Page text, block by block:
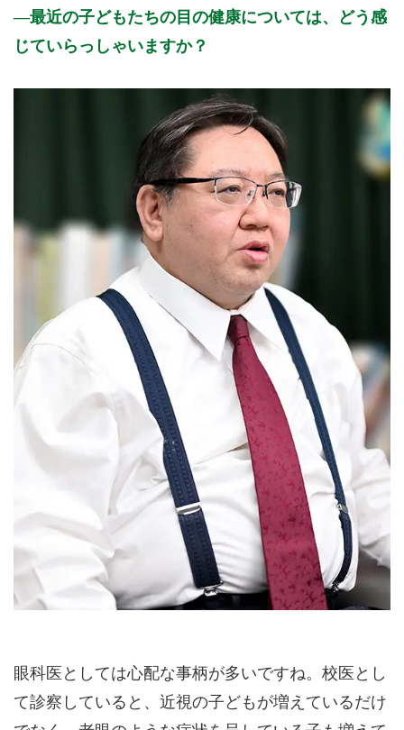
●：木曜日は一部往診となります。
休診日：日曜・祝日・お盆・年末年始
※診療時間や臨時休診・診療内容等について、事前に必ず医療
>>病院なびで医療機関の詳細を見る
公式HPはこちら
初診受付
再診受付
最近の子どもたちの目の健康については、どう感
じていらっしゃいますか？
眼科医としては心配な事柄が多いですね。校医とし
て診察していると、近視の子どもが増えているだけ